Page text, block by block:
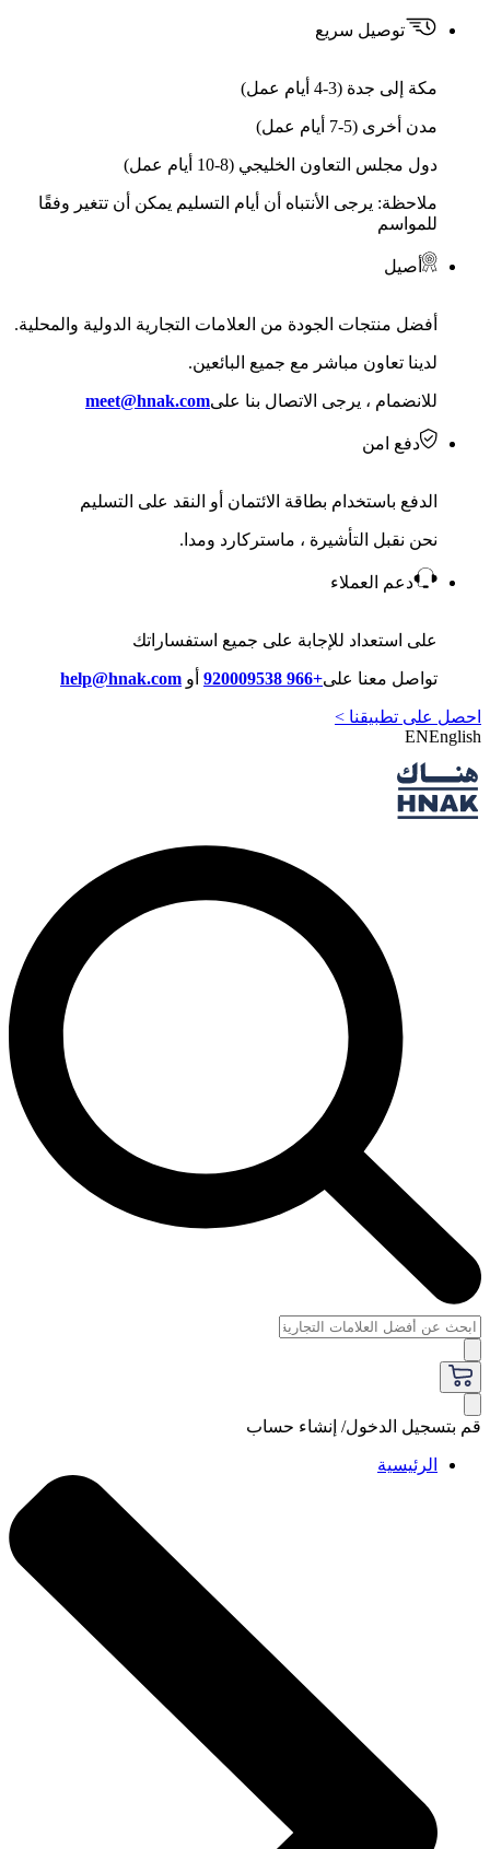
توصيل سريع
مكة إلى جدة (3-4 أيام عمل)
مدن أخرى (5-7 أيام عمل)
دول مجلس التعاون الخليجي (8-10 أيام عمل)
ملاحظة: يرجى الأنتباه أن أيام التسليم يمكن أن تتغير وفقًا
للمواسم
أصيل
أفضل منتجات الجودة من العلامات التجارية الدولية والمحلية.
لدينا تعاون مباشر مع جميع البائعين.
للانضمام ، يرجى الاتصال بنا علىmeet@hnak.com
دفع امن
الدفع باستخدام بطاقة الائتمان أو النقد على التسليم
نحن نقبل التأشيرة ، ماستركارد ومدا.
دعم العملاء
على استعداد للإجابة على جميع استفساراتك
تواصل معنا على+966 920009538 أو help@hnak.com
احصل على تطبيقنا >
ENEnglish
قم بتسجيل الدخول/ إنشاء حساب
الرئيسية